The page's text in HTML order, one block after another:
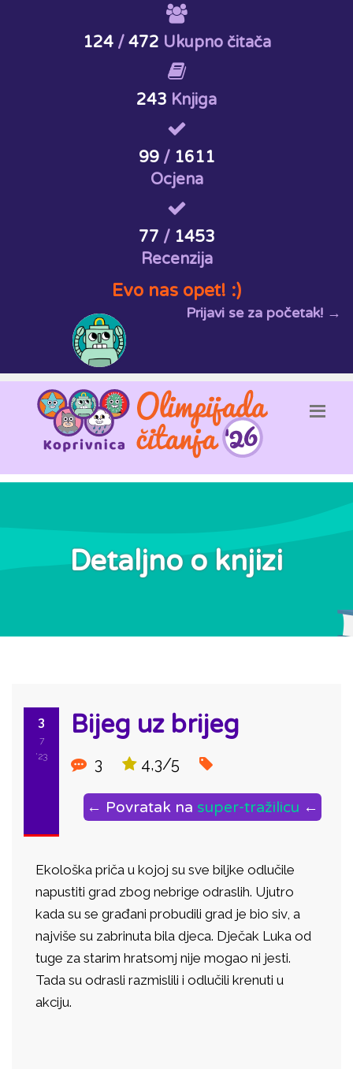
124/ 472 Ukupno čitača
243 Knjiga
99/ 1611
Ocjena
77 / 1453
Recenzija
Evo nas opet! :)
Prijavi se za početak! →
Detaljno o knjizi
3
7
'23
Bijeg uz brijeg
3 4,3/5
← Povratak na super-tražilicu ←
Ekološka priča u kojoj su sve biljke odlučile
napustiti grad zbog nebrige odraslih. Ujutro
kada su se građani probudili grad je bio siv, a
najviše su zabrinuta bila djeca. Dječak Luka od
tuge za starim hratsomj nije mogao ni jesti.
Tada su odrasli razmislili i odlučili krenuti u
akciju.